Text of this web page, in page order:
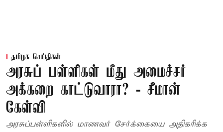
தமிழக செய்திகள்
அரசுப் பள்ளிகள் மீது அமைச்சர்
அக்கறை காட்டுவாரா? - சீமான்
கேள்வி
அரசுப்பள்ளிகளில் மாணவர் சேர்க்கையை அதிகரிக்க